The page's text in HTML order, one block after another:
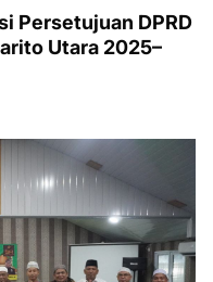
Persetujuan DPRD
Utara 2025–